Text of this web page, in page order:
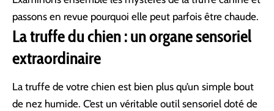
passons en revue pourquoi elle peut parfois être chaude.
La truffe du chien : un organe sensoriel
extraordinaire
La truffe de votre chien est bien plus qu’un simple bout
de nez humide. C’est un véritable outil sensoriel doté de